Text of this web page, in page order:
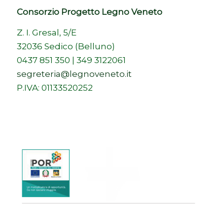
Consorzio Progetto Legno Veneto
Z. I. Gresal, 5/E
32036 Sedico (Belluno)
0437 851 350 | 349 3122061
segreteria@legnoveneto.it
P.IVA: 01133520252